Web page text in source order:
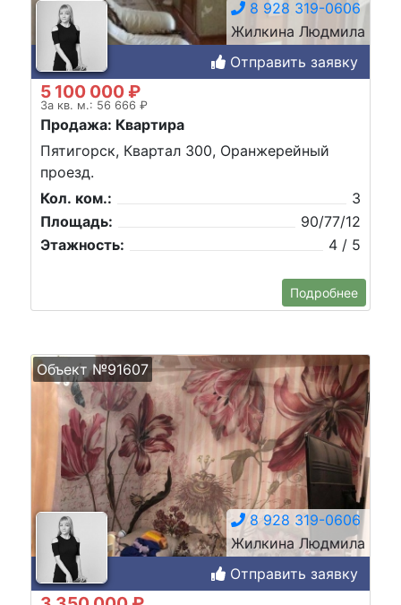
8 928 319-0606
Жилкина Людмила
Отправить заявку
5 100 000 ₽
За кв. м.: 56 666 ₽
Продажа: Квартира
Пятигорск, Квартал 300, Оранжерейный
проезд.
Кол. ком.:
3
Площадь:
90/77/12
Этажность:
4 / 5
Подробнее
Объект №91607
8 928 319-0606
Жилкина Людмила
Отправить заявку